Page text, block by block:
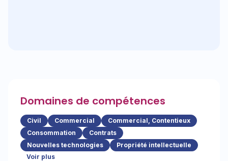
Domaines de compétences
Civil Commercial
Commercial, Contentieux
Consommation
Contrats
Nouvelles technologies
Propriété intellectuelle
Voir plus